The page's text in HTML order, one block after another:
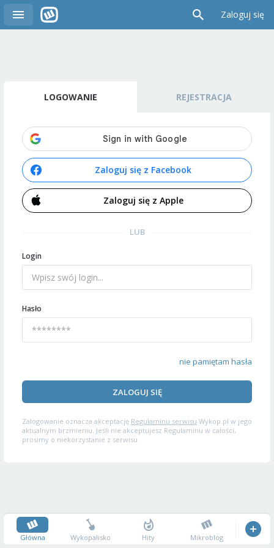
Zaloguj się
LOGOWANIE REJESTRACJA
Zaloguj się z Facebook
Zaloguj się z Apple
LUB
Login
Hasło
nie pamiętam hasła
ZALOGUJ SIĘ
Zalogowanie oznacza akceptację Regulaminu serwisu Wykop.pl w jego
aktualnym brzmieniu. Jeśli nie akceptujesz Regulaminu w całości,
prosimy o niekorzystanie z serwisu.
Główna Wykopalisko Hity Mikroblog